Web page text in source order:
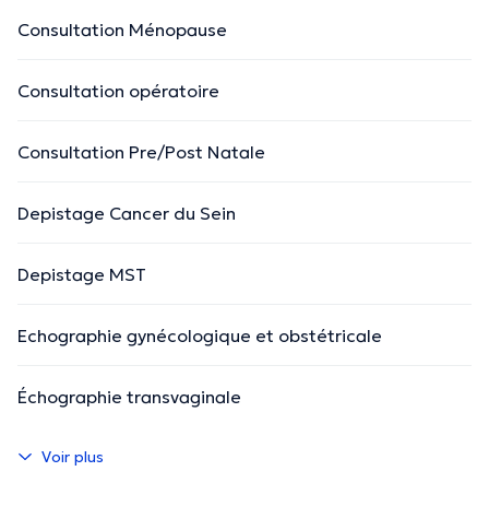
Consultation Ménopause
Consultation opératoire
Consultation Pre/Post Natale
Depistage Cancer du Sein
Depistage MST
Echographie gynécologique et obstétricale
Échographie transvaginale
Voir plus